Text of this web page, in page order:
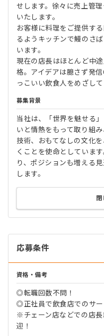
せします。徐々に売上管
いたします。
お客様に料理をご提供す
るようキッチンで鰻のさ
います。
現在の店⻑はほとんど中
格。アイデアは臆さず発
っこいい飲食人をめざして
募集背景
当社は、「世界を魅せる
いと情熱をもって取り組
技術、おもてなしの文化
くことを使命としていま
り、ポジションも増える
します。
閉
応募条件
資格・備考
◎転職回数不問！
◎正社員で飲食店でのサー
※チェーン店などでの店
迎！